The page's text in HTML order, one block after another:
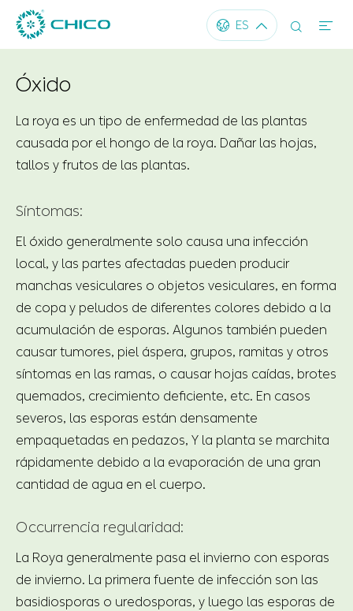
 ES   
Óxido
La roya es un tipo de enfermedad de las plantas
causada por el hongo de la roya. Dañar las hojas,
tallos y frutos de las plantas.
Síntomas:
El óxido generalmente solo causa una infección
local, y las partes afectadas pueden producir
manchas vesiculares o objetos vesiculares, en forma
de copa y peludos de diferentes colores debido a la
acumulación de esporas. Algunos también pueden
causar tumores, piel áspera, grupos, ramitas y otros
síntomas en las ramas, o causar hojas caídas, brotes
quemados, crecimiento deficiente, etc. En casos
severos, las esporas están densamente
empaquetadas en pedazos, Y la planta se marchita
rápidamente debido a la evaporación de una gran
cantidad de agua en el cuerpo.
Occurrencia regularidad:
La Roya generalmente pasa el invierno con esporas
de invierno. La primera fuente de infección son las
basidiosporas o uredosporas, y luego las esporas de